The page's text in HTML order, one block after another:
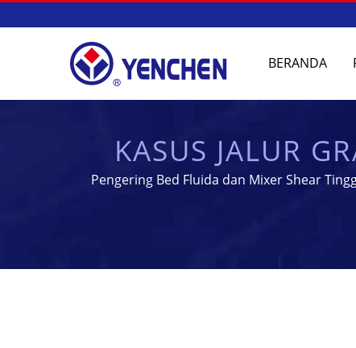
BERANDA
KASUS JALUR
Pengering Bed Fluida dan Mixer Shear